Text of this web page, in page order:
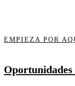
EMPIEZA POR